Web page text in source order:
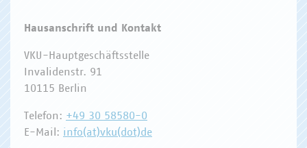
Hausanschrift und Kontakt
VKU-Hauptgeschäftsstelle
Invalidenstr. 91
10115 Berlin
Telefon: +49 30 58580-0
E-Mail: info(at)vku(dot)de